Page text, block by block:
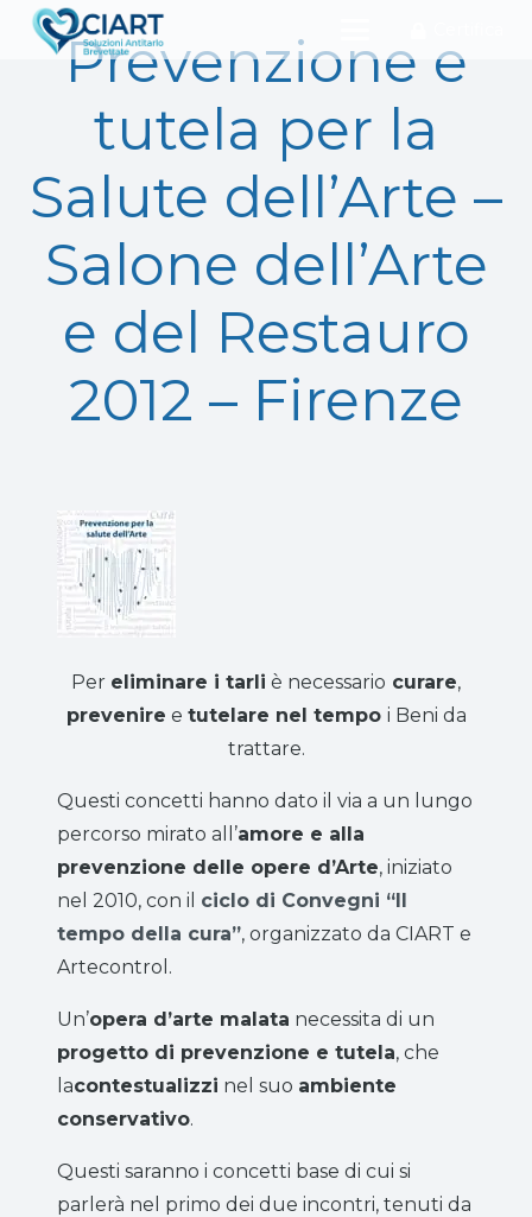
Prevenzione e
tutela per la
Salute dell’Arte –
Salone dell’Arte
e del Restauro
2012 – Firenze
Per eliminare i tarli è necessario curare,
prevenire e tutelare nel tempo i Beni da
trattare.
Questi concetti hanno dato il via a un lungo
percorso mirato all’amore e alla
prevenzione delle opere d’Arte, iniziato
nel 2010, con il ciclo di Convegni “Il
tempo della cura”, organizzato da CIART e
Artecontrol.
Un’opera d’arte malata necessita di un
progetto di prevenzione e tutela, che
lacontestualizzi nel suo ambiente
conservativo.
Questi saranno i concetti base di cui si
parlerà nel primo dei due incontri, tenuti da